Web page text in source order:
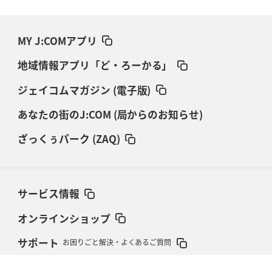
MY J:COMアプリ
地域情報アプリ「ど・ろーかる」
ジェイコムマガジン (電子版)
あなたの街のJ:COM (局からのお知らせ)
ざっくぅパーク (ZAQ)
サービス情報
オンラインショップ
サポート お困りごと解決・よくあるご質問